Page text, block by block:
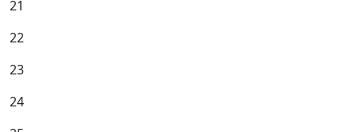
21
22
23
24